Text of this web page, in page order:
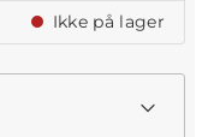
Ikke på lager